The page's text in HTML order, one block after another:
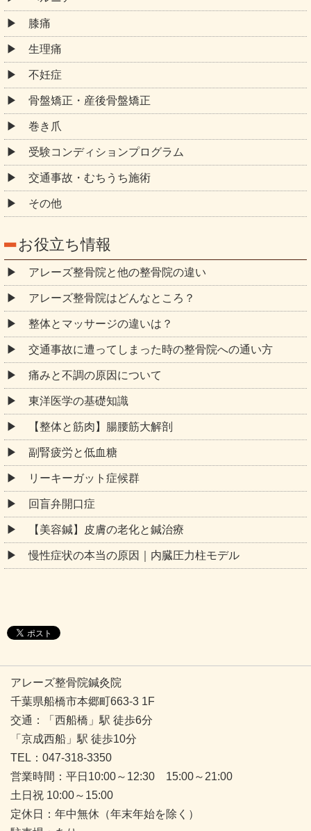
膝痛
生理痛
不妊症
骨盤矯正・産後骨盤矯正
巻き爪
受験コンディションプログラム
交通事故・むちうち施術
その他
お役立ち情報
アレーズ整骨院と他の整骨院の違い
アレーズ整骨院はどんなところ？
整体とマッサージの違いは？
交通事故に遭ってしまった時の整骨院への通い方
痛みと不調の原因について
東洋医学の基礎知識
【整体と筋肉】腸腰筋大解剖
副腎疲労と低血糖
リーキーガット症候群
回盲弁開口症
【美容鍼】皮膚の老化と鍼治療
慢性症状の本当の原因｜内臓圧力柱モデル
アレーズ整骨院鍼灸院
千葉県船橋市本郷町663-3 1F
交通：「西船橋」駅 徒歩6分
「京成西船」駅 徒歩10分
TEL：047-318-3350
営業時間：平日10:00～12:30 15:00～21:00
土日祝 10:00～15:00
定休日：年中無休（年末年始を除く）